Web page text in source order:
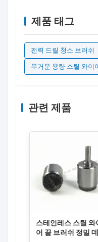
제품 태그
전력 드릴 청소 브러쉬
무거운 용량 스틸 와이
관련 제품
스테인레스 스틸 와
어 끝 브러쉬 정밀 데